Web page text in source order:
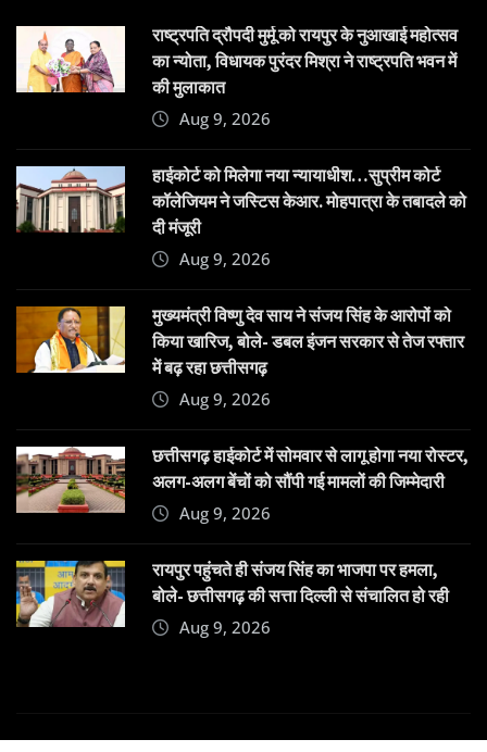
राष्ट्रपति द्रौपदी मुर्मू को रायपुर के नुआखाई महोत्सव
का न्योता, विधायक पुरंदर मिश्रा ने राष्ट्रपति भवन में
की मुलाकात
Aug 9, 2026
हाईकोर्ट को मिलेगा नया न्यायाधीश…सुप्रीम कोर्ट
कॉलेजियम ने जस्टिस केआर. मोहपात्रा के तबादले को
दी मंजूरी
Aug 9, 2026
मुख्यमंत्री विष्णु देव साय ने संजय सिंह के आरोपों को
किया खारिज, बोले- डबल इंजन सरकार से तेज रफ्तार
में बढ़ रहा छत्तीसगढ़
Aug 9, 2026
छत्तीसगढ़ हाईकोर्ट में सोमवार से लागू होगा नया रोस्टर,
अलग-अलग बेंचों को सौंपी गई मामलों की जिम्मेदारी
Aug 9, 2026
रायपुर पहुंचते ही संजय सिंह का भाजपा पर हमला,
बोले- छत्तीसगढ़ की सत्ता दिल्ली से संचालित हो रही
Aug 9, 2026